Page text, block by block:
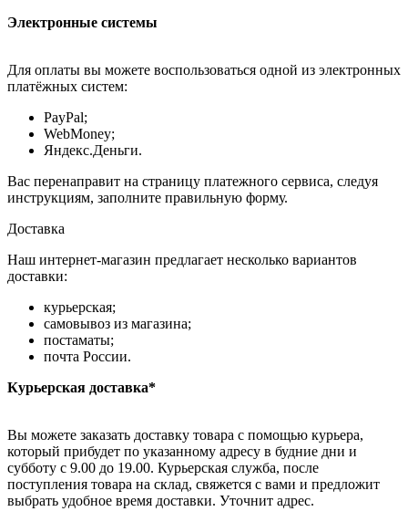
Электронные системы
Для оплаты вы можете воспользоваться одной из электронных
платёжных систем:
PayPal;
WebMoney;
Яндекс.Деньги.
Вас перенаправит на страницу платежного сервиса, следуя
инструкциям, заполните правильную форму.
Доставка
Наш интернет-магазин предлагает несколько вариантов
доставки:
курьерская;
самовывоз из магазина;
постаматы;
почта России.
Курьерская доставка*
Вы можете заказать доставку товара с помощью курьера,
который прибудет по указанному адресу в будние дни и
субботу с 9.00 до 19.00. Курьерская служба, после
поступления товара на склад, свяжется с вами и предложит
выбрать удобное время доставки. Уточнит адрес.